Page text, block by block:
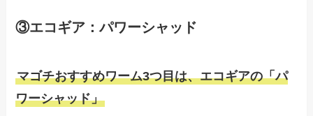
③エコギア：パワーシャッド
マゴチおすすめワーム3つ目は、エコギアの「パ
ワーシャッド」